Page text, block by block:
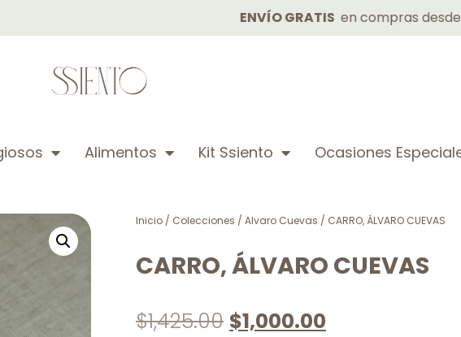
ENVÍO GRATISen compras desde $2,900
Alimentos Kit Ssiento Ocasiones
Inicio / Colecciones / Alvaro Cuevas / CARRO, ÁLVARO CUEVAS
CARRO, ÁLVARO CUEVAS
$1,425.00 $1,000.00